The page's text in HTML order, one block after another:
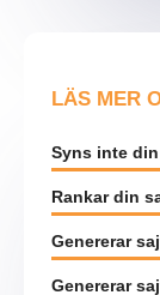
LÄS MER
Syns inte
Rankar din
Genererar
Genererar